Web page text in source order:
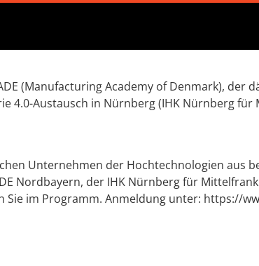
(Manufacturing Academy of Denmark), der
4.0-Austausch in Nürnberg (IHK Nürnberg
Unternehmen der Hochtechnologien aus
Nordbayern, der IHK Nürnberg für
Sie im Programm. Anmeldung unter: https://